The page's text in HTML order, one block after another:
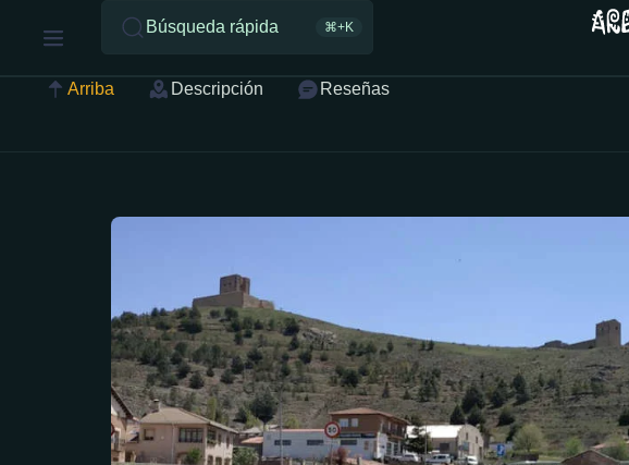
Búsqueda rápida ⌘+K
Arriba Descripción Reseñas